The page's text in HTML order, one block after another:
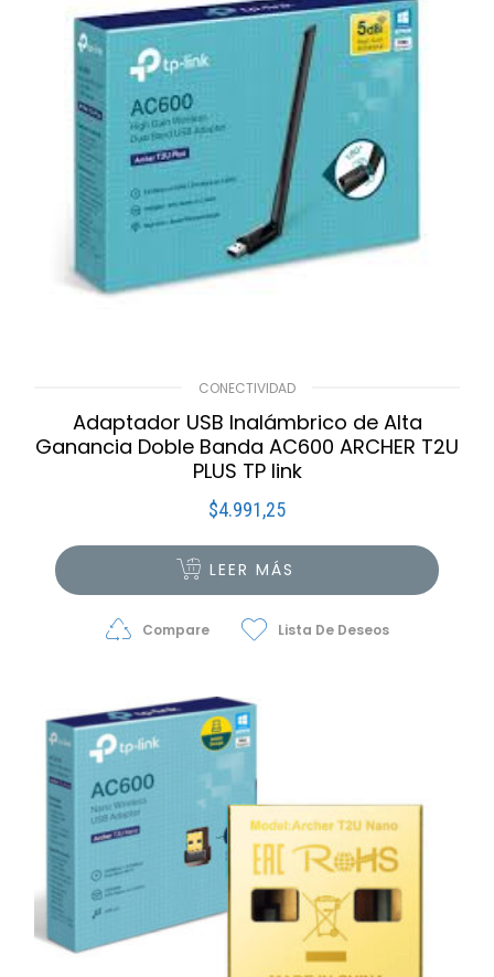
CONECTIVIDAD
Adaptador USB Inalámbrico de Alta
Ganancia Doble Banda AC600 ARCHER T2U
PLUS TP link
$4.991,25
LEER MÁS
Compare Lista De Deseos